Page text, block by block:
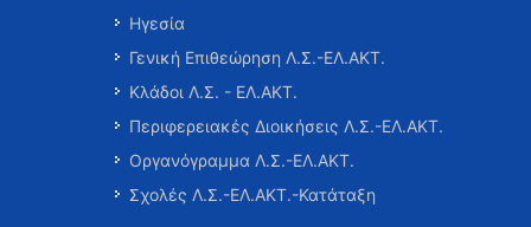
Ηγεσία
Γενική Επιθεώρηση Λ.Σ.-ΕΛ.ΑΚΤ.
Κλάδοι Λ.Σ. - ΕΛ.ΑΚΤ.
Περιφερειακές Διοικήσεις Λ.Σ.-ΕΛ.ΑΚΤ.
Οργανόγραμμα Λ.Σ.-ΕΛ.ΑΚΤ.
Σχολές Λ.Σ.-ΕΛ.ΑΚΤ.-Κατάταξη